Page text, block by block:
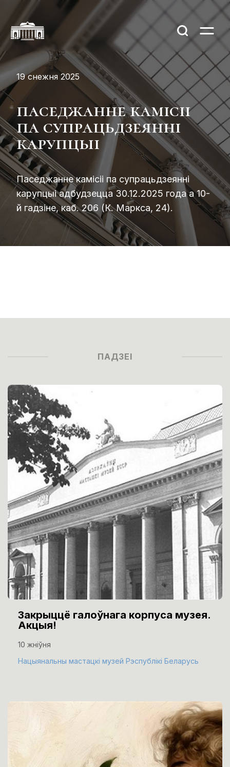
19 снежня 2025
паседжанне камісіі
па супрацьдзеянні
карупцыі
Паседжанне камісіі па супрацьдзеянні
карупцыі адбудзецца 30.12.2025 года а 10-
й гадзіне, каб. 206 (К. Маркса, 24).
ПАДЗЕІ
Закрыццё галоўнага корпуса музея.
Акцыя!
10 жніўня
Нацыянальны мастацкі музей Рэспублікі Беларусь